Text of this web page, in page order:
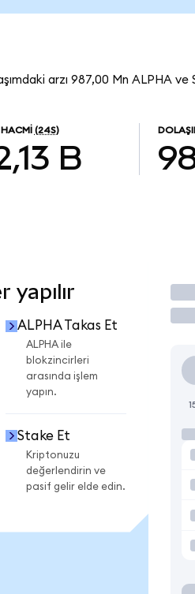
arzı 987,00 Mn ALPHA
HACMI (24S)
B
ALPHA Takas Et
ALPHA ile
blokzincirleri
arasında işlem
yapın.
Stake Et
Kriptonuzu
değerlendirin ve
pasif gelir elde edin.